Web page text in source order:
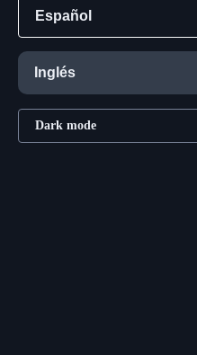
Español
Inglés
Dark mode